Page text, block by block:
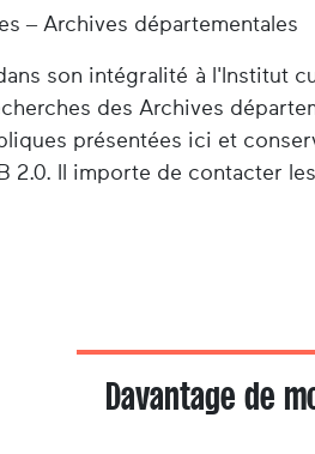
– Archives départementales
son intégralité à l'Institut
des Archives
présentées ici et
2.0. Il importe de contacter
Davantage de